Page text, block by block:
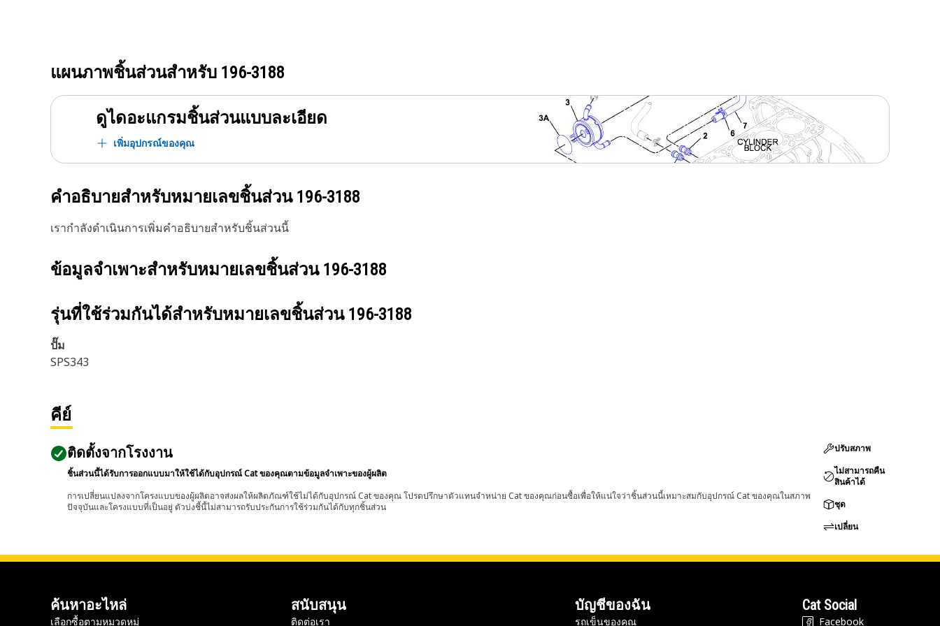
แผนภาพชิ้นส่วนสำหรับ 196-3188
ดูไดอะแกรมชิ้นส่วนแบบละเอียด
เพิ่มอุปกรณ์ของคุณ
คำอธิบายสำหรับหมายเลขชิ้นส่วน 196-3188
เรากำลังดำเนินการเพิ่มคำอธิบายสำหรับชิ้นส่วนนี้
ข้อมูลจำเพาะสำหรับหมายเลขชิ้นส่วน 196-3188
รุ่นที่ใช้ร่วมกันได้สำหรับหมายเลขชิ้นส่วน 196-3188
ปั๊ม
SPS343
คีย์
ติดตั้งจากโรงงาน
ชิ้นส่วนนี้ได้รับการออกแบบมาให้ใช้ได้กับอุปกรณ์ Cat ของคุณตามข้อมูลจำเพาะของผู้ผลิต
การเปลี่ยนแปลงจากโครงแบบของผู้ผลิตอาจส่งผลให้ผลิตภัณฑ์ใช้ไม่ได้กับอุปกรณ์ Cat ของคุณ โปรดปรึกษาตัวแทนจำหน่าย Cat ของคุณก่อนซื้อเพื่อให้แน่ใจว่าชิ้นส่วนนี้เหมาะสมกับอุปกรณ์ Cat ของคุณในสภาพ
ปัจจุบันและโครงแบบที่เป็นอยู่ ตัวบ่งชี้นี้ไม่สามารถรับประกันการใช้ร่วมกันได้กับทุกชิ้นส่วน
ปรับสภาพ
ไม่สามารถคืน
สินค้าได้
ชุด
เปลี่ยน
ค้นหาอะไหล่
เลือกซื้อตามหมวดหมู่
สนับสนุน
ติดต่อเรา
บัญชีของฉัน
รถเข็นของคุณ
Cat Social
Facebook